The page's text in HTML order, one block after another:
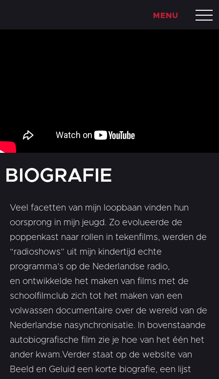
MENU SLUIT
BIOGRAFIE
Veel facetten van mijn loopbaan vinden hun
oorsprong in mijn jeugd. Zo evolueerde de
poppenkast naar rollen in tekenfilms, werden de
“radioshows” uit mijn kindertijd echte
programma’s op de Nederlandse radio,
en ontwikkelde het maken van films met de
schoolfilmclub zich tot het maken van een
volwassen documentaire over de wereld van de
Nederlandse nasynchronisatie. In bovenstaande
autobiografische film zie je hoe van het één het
ander kwam.Verder staat op de website van
Beeld en Geluid een korte biografie, een lijst